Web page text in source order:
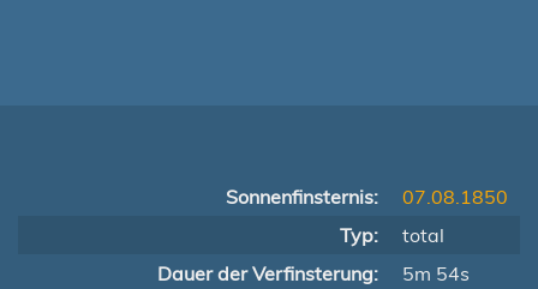
Sonnenfinsternis:
07.08.1850
Typ:
total
Dauer der Verfinsterung:
5m 54s